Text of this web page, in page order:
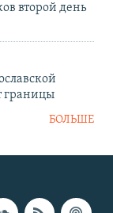
второй день
границы
БОЛЬШЕ